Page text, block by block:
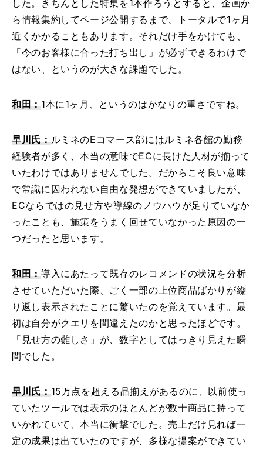
した。きちんとした特集を1本作ろうとすると、企画か
ら情報集約してページ公開するまで、トータルで1ヶ月
近くかかることもあります。それだけ手をかけても、
「今のお客様に合った打ち出し」が必ずできるわけで
はない、というのが大きな課題でした。
和田：1本に1ヶ月、というのはかなりの重さですね。
早川氏：ルミネのEコマース部にはルミネ各館の勤務
経験者が多く、本当の意味でECに長けた人材が揃って
いたわけではありませんでした。だからこそ良い意味
で常識に囚われない自由な発想ができていましたが、
ECならではの見せ方や導線のノウハウが足りていなか
ったことも、施策をうまく回せていなかった原因の一
つだったと思います。
和田：導入にあたって既存のレコメンドの状況を分析
させていただいた際、ごく一部の上位商品ばかりが繰
り返し表示されたことに驚いたのを覚えています。最
初は自分がクエリを間違えたのかと思ったほどです。
「見せ方の難しさ」が、数字としてはっきり見えた瞬
間でした。
早川氏：15万点を超える品揃えがあるのに、以前使っ
ていたツールでは表示のほとんどが数十商品に持って
いかれていて、本当に衝撃でした。売上だけ見れば一
定の成果は出ていたのですが、多様な提案ができてい